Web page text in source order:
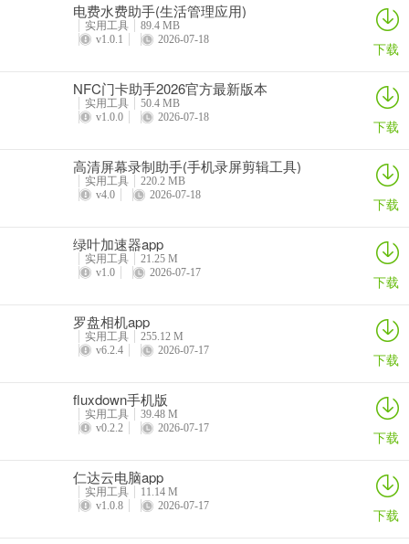
电费水费助手(生活管理应用)
实用工具
89.4 MB
v1.0.1
2026-07-18 下载
NFC门卡助手2026官方最新版本
实用工具
50.4 MB
v1.0.0
2026-07-18 下载
高清屏幕录制助手(手机录屏剪辑工具)
实用工具
220.2 MB
v4.0
2026-07-18 下载
绿叶加速器app
实用工具
21.25 M
v1.0
2026-07-17 下载
罗盘相机app
实用工具
255.12 M
v6.2.4
2026-07-17 下载
fluxdown手机版
实用工具
39.48 M
v0.2.2
2026-07-17 下载
仁达云电脑app
实用工具
11.14 M
v1.0.8
2026-07-17 下载